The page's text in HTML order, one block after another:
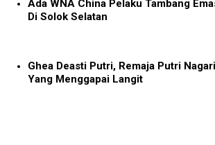
Ada WNA China Pelaku Tambang
Di Solok Selatan
Ghea Deasti Putri, Remaja Putri
Yang Menggapai Langit